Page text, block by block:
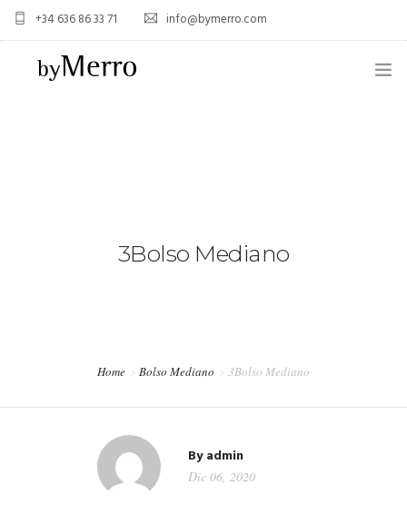
+34 636 86 33 71 info@bymerro.com
3Bolso Mediano
Home Bolso Mediano 3Bolso Mediano
Byadmin
Dic 06, 2020